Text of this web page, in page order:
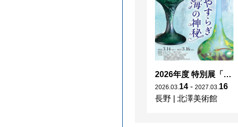
2026年度 特別展「ガレとドーム、アール･ヌーヴォーのガラス 水辺のやすらぎ、海の神秘」
2026 03 14 - 2027 03 16
長野
北澤美術館